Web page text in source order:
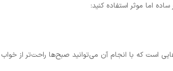
اما موثر استفاده کنید:
است که با انجام آن می‌توانید صبح‌ها راحت‌تر از خواب